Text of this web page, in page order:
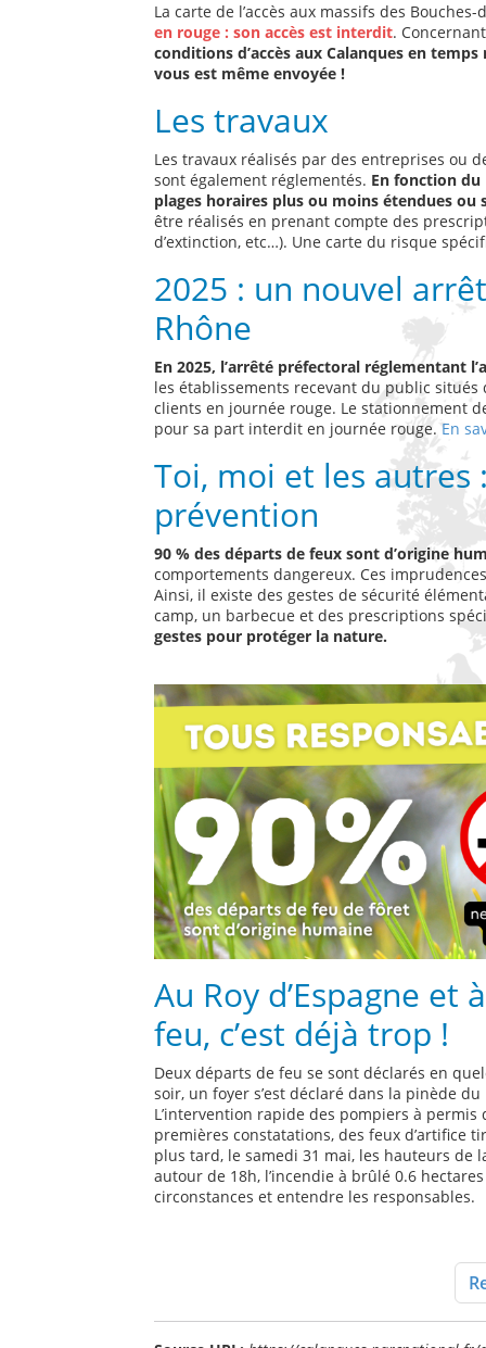
La carte de l’accès aux massifs des
en rouge : son accès est interdit.
conditions d’accès aux Calanques en temps
vous est même envoyée !
Les travaux
Les travaux réalisés par des entreprises ou
sont également réglementés. En fonction
plages horaires plus ou moins étendues
être réalisés en prenant compte des
d’extinction, etc…). Une carte du risque
2025 : un nouvel
Rhône
En 2025, l’arrêté préfectoral réglementant
les établissements recevant du public
clients en journée rouge. Le stationnement
pour sa part interdit en journée rouge. En
Toi, moi et les autres
prévention
90 % des départs de feux sont d’origine
comportements dangereux. Ces
Ainsi, il existe des gestes de sécurité
camp, un barbecue et des prescriptions
gestes pour protéger la nature.
Au Roy d’Espagne
feu, c’est déjà trop !
Deux départs de feu se sont déclarés en
soir, un foyer s’est déclaré dans la pinède
L’intervention rapide des pompiers à
premières constatations, des feux d’artifice
plus tard, le samedi 31 mai, les hauteurs de
autour de 18h, l’incendie à brûlé 0.6
circonstances et entendre les responsables.